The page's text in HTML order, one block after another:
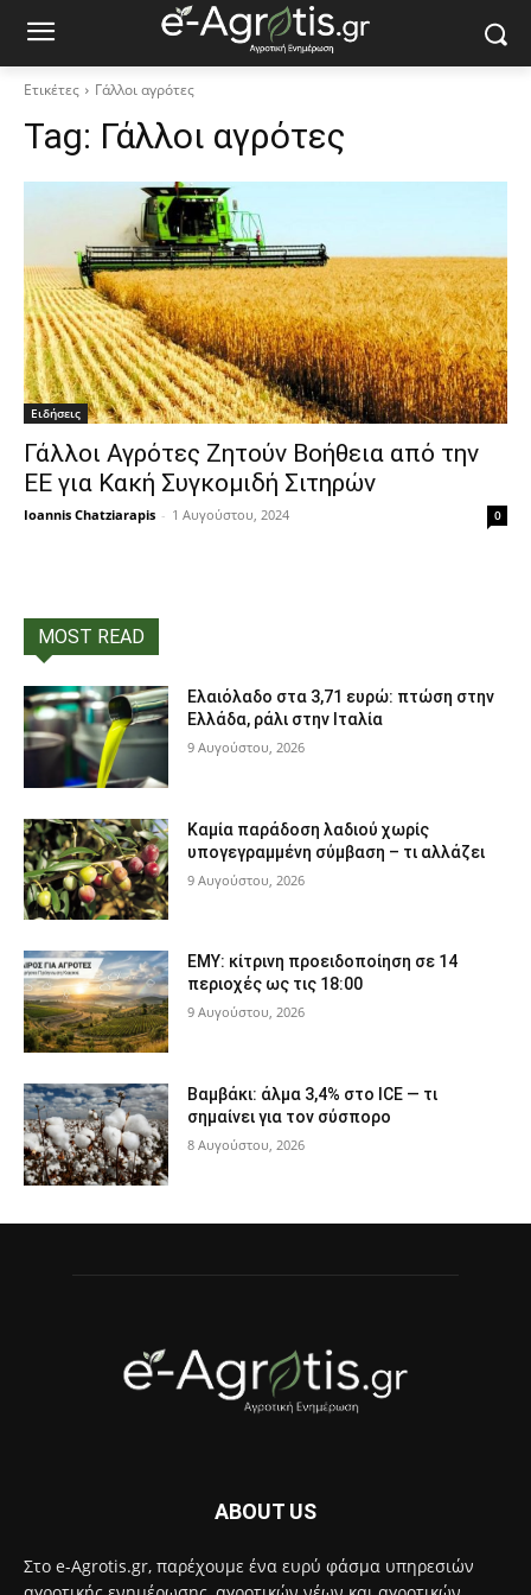
Ετικέτες Γάλλοι αγρότες
Tag: Γάλλοι αγρότες
Ειδήσεις
Γάλλοι Αγρότες Ζητούν Βοήθεια από την
ΕΕ για Κακή Συγκομιδή Σιτηρών
Ioannis Chatziarapis - 1 Αυγούστου, 2024 0
MOST READ
Ελαιόλαδο στα 3,71 ευρώ: πτώση στην
Ελλάδα, ράλι στην Ιταλία
9 Αυγούστου, 2026
Καμία παράδοση λαδιού χωρίς
υπογεγραμμένη σύμβαση – τι αλλάζει
9 Αυγούστου, 2026
ΕΜΥ: κίτρινη προειδοποίηση σε 14
περιοχές ως τις 18:00
9 Αυγούστου, 2026
Βαμβάκι: άλμα 3,4% στο ICE — τι
σημαίνει για τον σύσπορο
8 Αυγούστου, 2026
ABOUT US
Στο e-Agrotis.gr, παρέχουμε ένα ευρύ φάσμα υπηρεσιών